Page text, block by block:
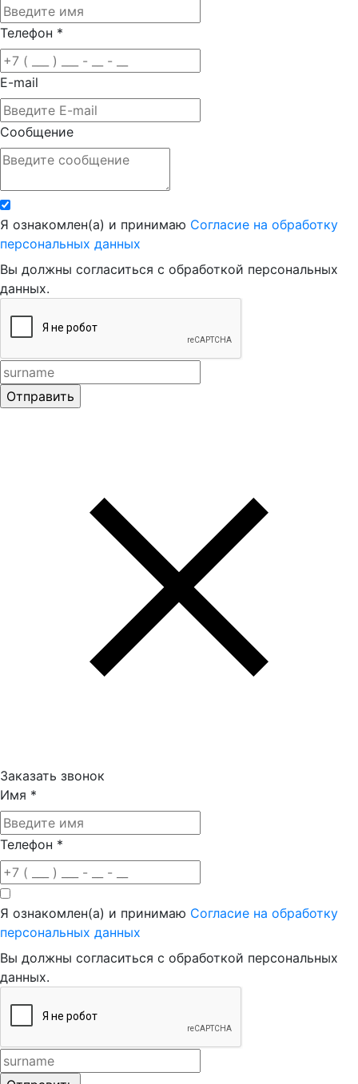
Телефон *
E-mail
Сообщение
Я ознакомлен(а) и принимаю Согласие на обработку
персональных данных
Вы должны согласиться с обработкой персональных
данных.
Заказать звонок
Имя *
Телефон *
Я ознакомлен(а) и принимаю Согласие на обработку
персональных данных
Вы должны согласиться с обработкой персональных
данных.